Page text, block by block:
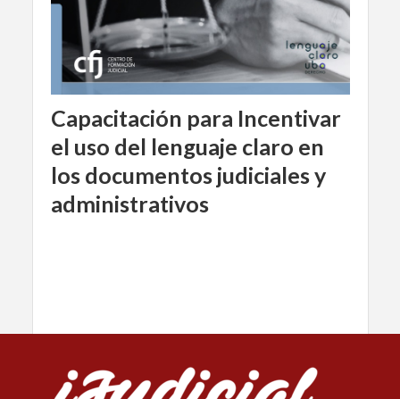
Capacitación para Incentivar
el uso del lenguaje claro en
los documentos judiciales y
administrativos